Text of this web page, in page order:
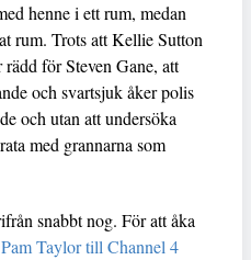
henne i ett rum, medan
rum. Trots att Kellie Sutton
för Steven Gane, att
och svartsjuk åker polis
och utan att undersöka
med grannarna som
snabbt nog. För att åka
Taylor till Channel 4